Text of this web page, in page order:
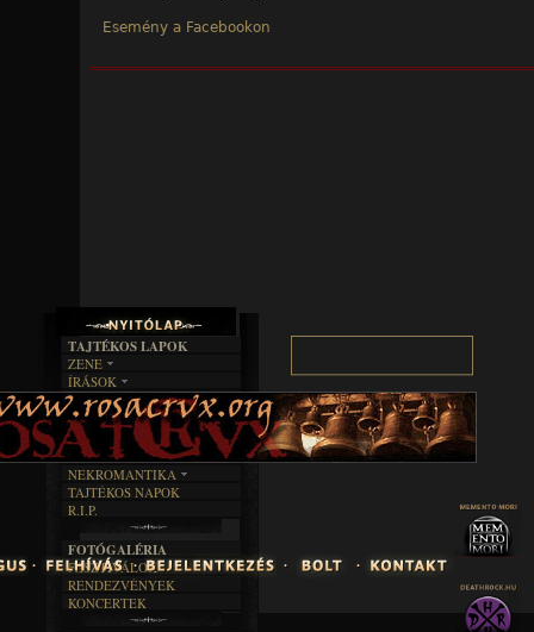
Esemény a Facebookon
TAJTÉKOS LAPOK
ZENE
EGYÜTTESEK
INTERJÚK
FORDÍTÁSOK
DALSZÖVEGEK
ÍRÁSOK
IRODALOM
FILM
MŰVÉSZET
ÍRÁSTÖRTÉNET
BOSZORKÁNYKONYHA
FEKETE HUMOR
KÉPES
SZÖVEGES
RENDEZVÉNYEK
NEKROMANTIKA
AKTUÁLIS
A MÚLT
TAJTÉKOS NAPOK
R.I.P.
FOTÓGALÉRIA
FESZTIVÁLOK
RENDEZVÉNYEK
KONCERTEK